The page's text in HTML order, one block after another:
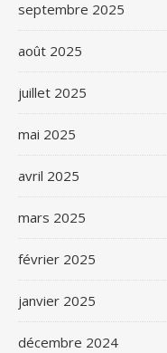
septembre 2025
août 2025
juillet 2025
mai 2025
avril 2025
mars 2025
février 2025
janvier 2025
décembre 2024